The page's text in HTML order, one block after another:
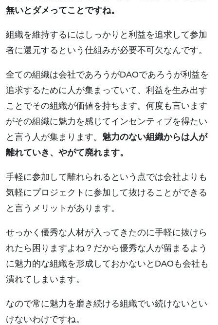
無いとダメってことですね。
組織を維持するにはしっかりと利益を追求して参加
者に還元するという仕組みが必要不可欠なんです。
全ての組織は会社であろうがDAOであろうが利益を
追求するために人が集まっていて、利益を生み出す
ことでその組織が価値を持ちます。何度も言います
がその組織に魅力を感じてインセンティブを得たい
と言う人が集まります。 魅力のない組織からは人が
離れていき、やがて廃れます。
手軽に参加して離れられるという点では会社よりも
気軽にプロジェクトに参加して抜けることができる
と言うメリットがあります。
せっかく優秀な人材が入ってきたのに手軽に抜けら
れたら困りますよね？だから優秀な人が留まるよう
に魅力的な組織を形成しておかないとDAOも会社も
潰れてしまいます。
なので常に魅力を磨き続ける組織でい続けないとい
けないわけですね。